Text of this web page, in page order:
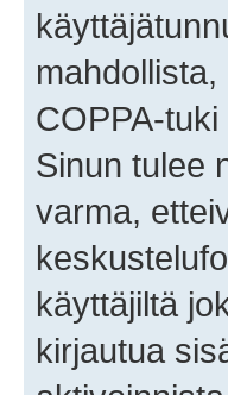
COPPA-
Sinun tulee
varma,
käyttäjiltä
kirjautua